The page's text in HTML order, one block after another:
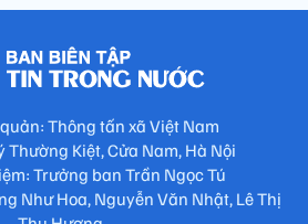
Thông tấn xã Việt Nam
Thường Kiệt, Cửa Nam, Hà Nội
Trưởng ban Trần Ngọc Tú
Như Hoa, Nguyễn Văn Nhật, Lê Thị